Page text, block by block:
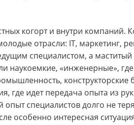
когорт и внутри компаний.
отрасли: IT, маркетинг,
специалистом, а
наукоемкие, «инженерные»,
где идет передача опыта из
специалистов долго не
особенно интересная